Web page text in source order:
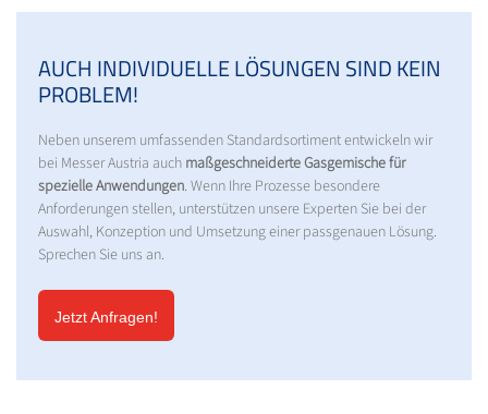
AUCH INDIVIDUELLE LÖSUNGEN SIND KEIN
PROBLEM!
Neben unserem umfassenden Standardsortiment entwickeln wir
bei Messer Austria auch maßgeschneiderte Gasgemische für
spezielle Anwendungen. Wenn Ihre Prozesse besondere
Anforderungen stellen, unterstützen unsere Experten Sie bei der
Auswahl, Konzeption und Umsetzung einer passgenauen Lösung.
Sprechen Sie uns an.
Jetzt Anfragen!